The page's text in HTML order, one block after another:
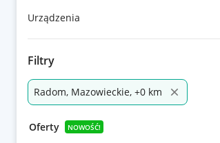
Urządzenia
Filtry
Radom, Mazowieckie, +0 km
Oferty NOWOŚĆ!